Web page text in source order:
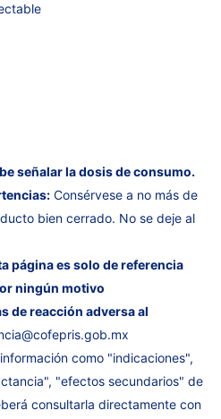
señalar la dosis de consumo.
Consérvese a no más de
bien cerrado. No se deje al
página es solo de referencia
ningún motivo
de reacción adversa al
como "indicaciones",
"efectos secundarios" de
consultarla directamente con